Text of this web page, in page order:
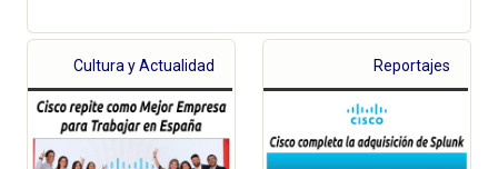
Cultura y Actualidad Reportajes